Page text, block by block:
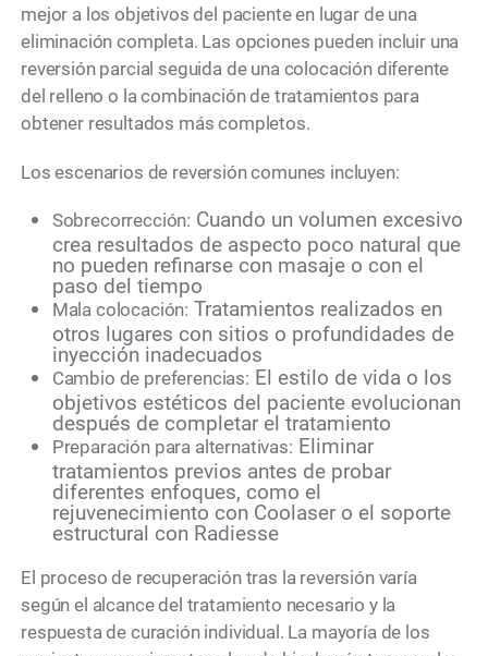
mejor a los objetivos del paciente en lugar de una
eliminación completa. Las opciones pueden incluir una
reversión parcial seguida de una colocación diferente
del relleno o la combinación de tratamientos para
obtener resultados más completos.
Los escenarios de reversión comunes incluyen:
Sobrecorrección: Cuando un volumen excesivo
crea resultados de aspecto poco natural que
no pueden refinarse con masaje o con el
paso del tiempo
Mala colocación: Tratamientos realizados en
otros lugares con sitios o profundidades de
inyección inadecuados
Cambio de preferencias: El estilo de vida o los
objetivos estéticos del paciente evolucionan
después de completar el tratamiento
Preparación para alternativas: Eliminar
tratamientos previos antes de probar
diferentes enfoques, como el
rejuvenecimiento con Coolaser o el soporte
estructural con Radiesse
El proceso de recuperación tras la reversión varía
según el alcance del tratamiento necesario y la
respuesta de curación individual. La mayoría de los